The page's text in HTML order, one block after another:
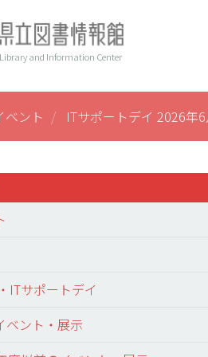
and Information Center
ー
ベント ITサポートデイ 2026年6
ITサポートデイ
ベント・展示